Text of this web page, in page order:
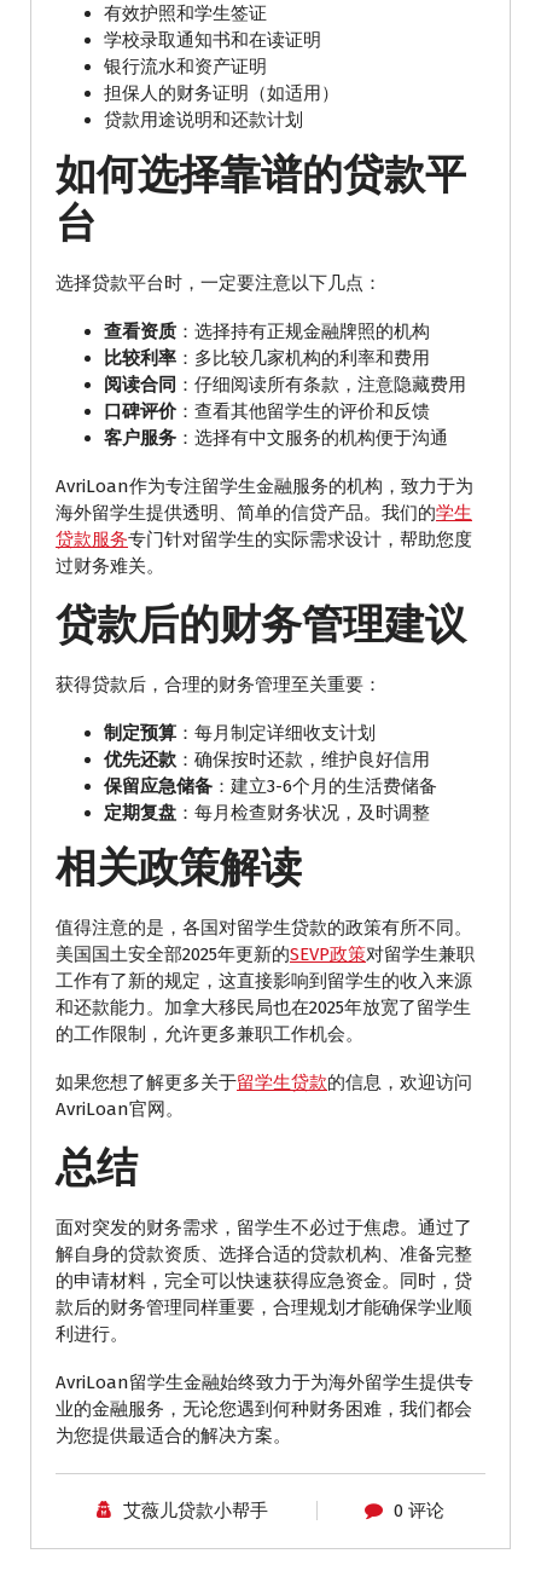
有效护照和学生签证
学校录取通知书和在读证明
银行流水和资产证明
担保人的财务证明（如适用）
贷款用途说明和还款计划
如何选择靠谱的贷款平
台
选择贷款平台时，一定要注意以下几点：
查看资质 ：选择持有正规金融牌照的机构
比较利率 ：多比较几家机构的利率和费用
阅读合同 ：仔细阅读所有条款，注意隐藏费用
口碑评价：查看其他留学生的评价和反馈
客户服务 ：选择有中文服务的机构便于沟通
AvriLoan作为专注留学生金融服务的机构，致力于为
海外留学生提供透明、简单的信贷产品。我们的学生
贷款服务专门针对留学生的实际需求设计，帮助您度
过财务难关。
贷款后的财务管理建议
获得贷款后，合理的财务管理至关重要：
制定预算 ：每月制定详细收支计划
优先还款 ：确保按时还款，维护良好信用
保留应急储备 ：建立3-6个月的生活费储备
定期复盘 ：每月检查财务状况，及时调整
相关政策解读
值得注意的是，各国对留学生贷款的政策有所不同。
美国国土安全部2025年更新的SEVP政策对留学生兼职
工作有了新的规定，这直接影响到留学生的收入来源
和还款能力。加拿大移民局也在2025年放宽了留学生
的工作限制，允许更多兼职工作机会。
如果您想了解更多关于留学生贷款的信息，欢迎访问
AvriLoan官网。
总结
面对突发的财务需求，留学生不必过于焦虑。通过了
解自身的贷款资质、选择合适的贷款机构、准备完整
的申请材料，完全可以快速获得应急资金。同时，贷
款后的财务管理同样重要，合理规划才能确保学业顺
利进行。
AvriLoan留学生金融始终致力于为海外留学生提供专
业的金融服务，无论您遇到何种财务困难，我们都会
为您提供最适合的解决方案。
艾薇儿贷款小帮手 0 评论